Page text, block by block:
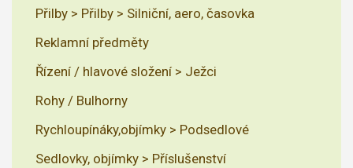
Přilby > Přilby > Silniční, aero, časovka
Reklamní předměty
Řízení / hlavové složení > Ježci
Rohy / Bulhorny
Rychloupínáky,objímky > Podsedlové
Sedlovky, objímky > Příslušenství